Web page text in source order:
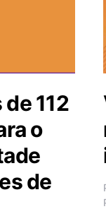
112
o
de